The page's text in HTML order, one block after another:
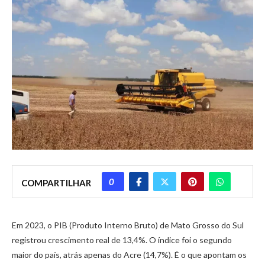
COMPARTILHAR 0
Em 2023, o PIB (Produto Interno Bruto) de Mato Grosso do Sul
registrou crescimento real de 13,4%. O índice foi o segundo
maior do país, atrás apenas do Acre (14,7%). É o que apontam os